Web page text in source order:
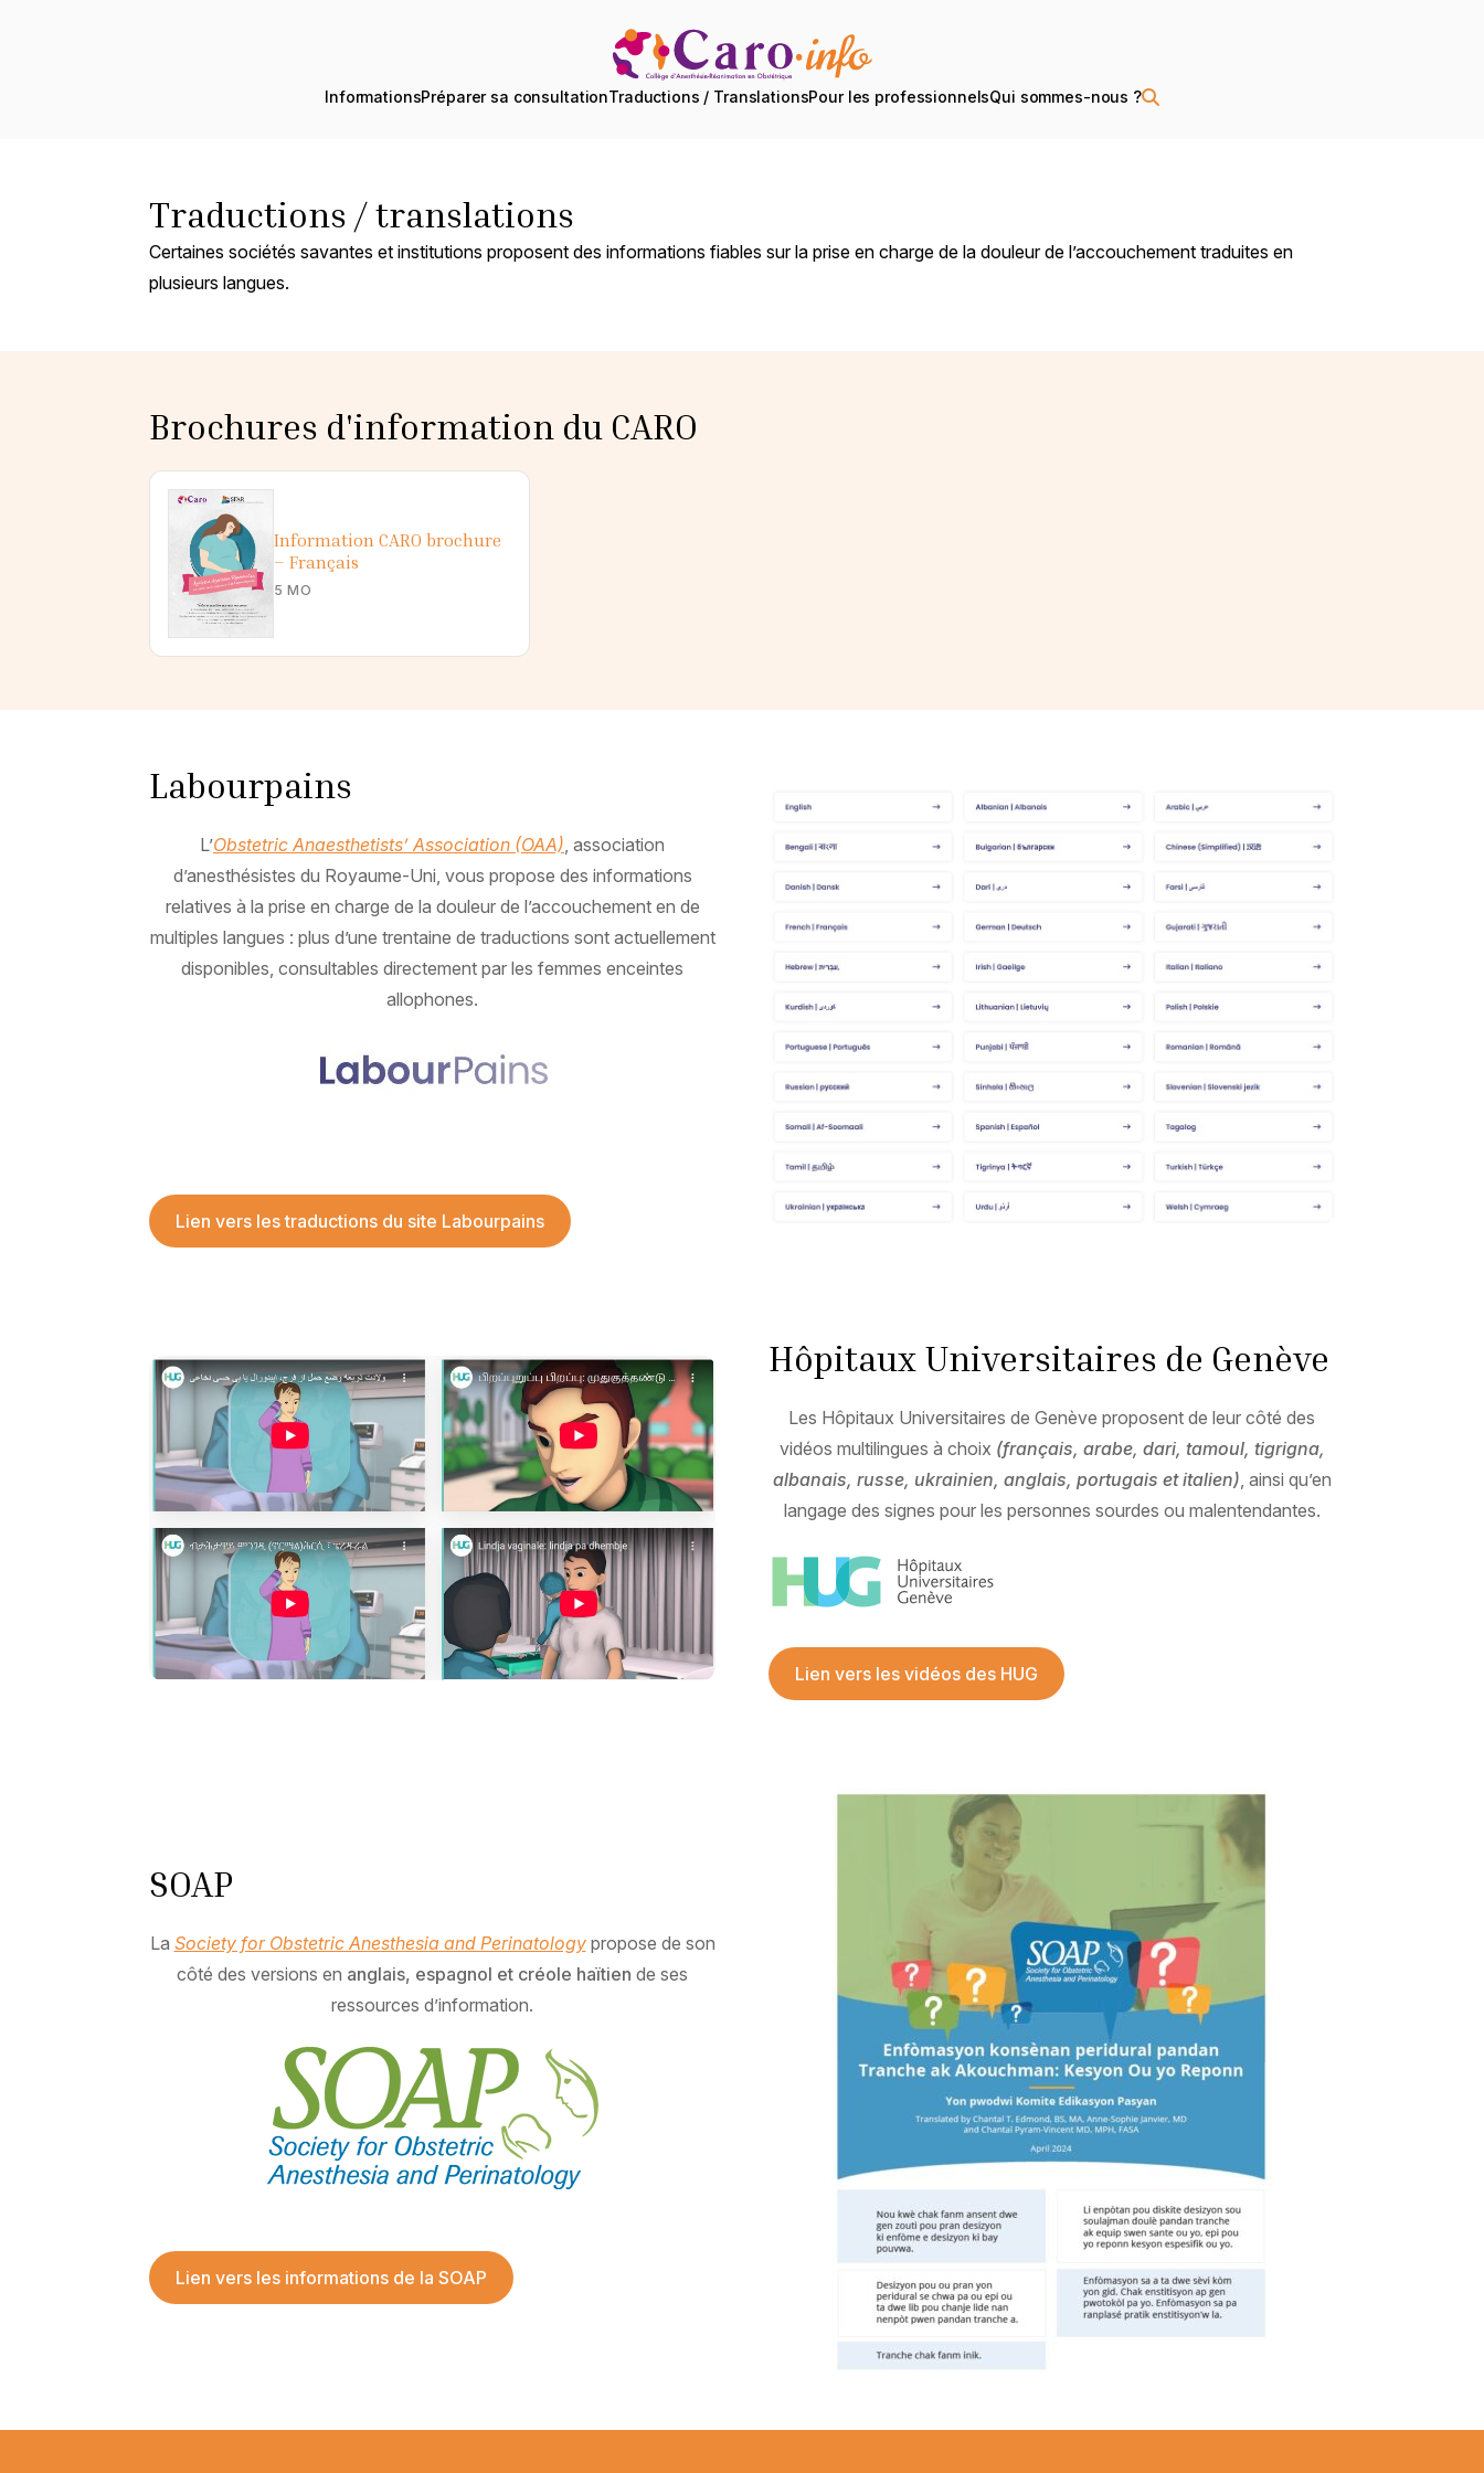
InformationsPréparer sa consultationTraductions / TranslationsPour les professionnelsQui sommes-nous ?
Traductions / translations
Certaines sociétés savantes et institutions proposent des informations fiables sur la prise en charge de la douleur de l’accouchement traduites en
plusieurs langues.
Brochures d'information du CARO
Information CARO brochure
– Français
5 MO
Labourpains
L’Obstetric Anaesthetists’ Association (OAA), association
d’anesthésistes du Royaume-Uni, vous propose des informations
relatives à la prise en charge de la douleur de l’accouchement en de
multiples langues : plus d’une trentaine de traductions sont actuellement
disponibles, consultables directement par les femmes enceintes
allophones.
Lien vers les traductions du site Labourpains
Hôpitaux Universitaires de Genève
Les Hôpitaux Universitaires de Genève proposent de leur côté des
vidéos multilingues à choix (français, arabe, dari, tamoul, tigrigna,
albanais, russe, ukrainien, anglais, portugais et italien), ainsi qu’en
langage des signes pour les personnes sourdes ou malentendantes.
Lien vers les vidéos des HUG
SOAP
La Society for Obstetric Anesthesia and Perinatologypropose de son
côté des versions en anglais, espagnol et créole haïtien de ses
ressources d’information.
Lien vers les informations de la SOAP